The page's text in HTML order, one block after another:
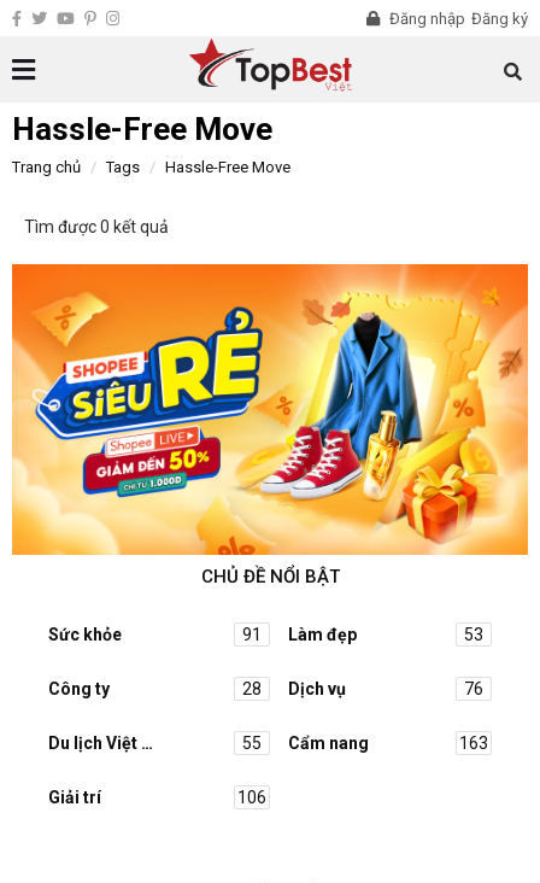
Đăng nhập Đăng ký
Hassle-Free Move
Trang chủ Tags Hassle-Free Move
Tìm được 0 kết quả
CHỦ ĐỀ NỔI BẬT
Sức khỏe 91 Làm đẹp 53
Công ty 28 Dịch vụ 76
Du lịch Việt Nam 55 Cẩm nang 163
Giải trí 106